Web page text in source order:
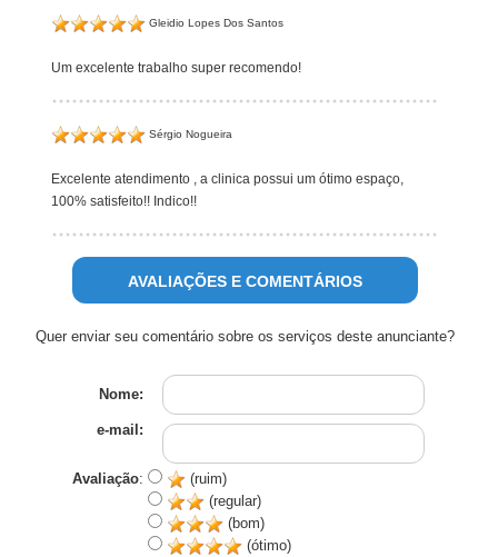
Gleidio Lopes Dos Santos
Um excelente trabalho super recomendo!
Sérgio Nogueira
Excelente atendimento , a clinica possui um ótimo espaço,
100% satisfeito!! Indico!!
AVALIAÇÕES E COMENTÁRIOS
Quer enviar seu comentário sobre os serviços deste anunciante?
Nome:
e-mail:
Avaliação:
(ruim)
(regular)
(bom)
(ótimo)